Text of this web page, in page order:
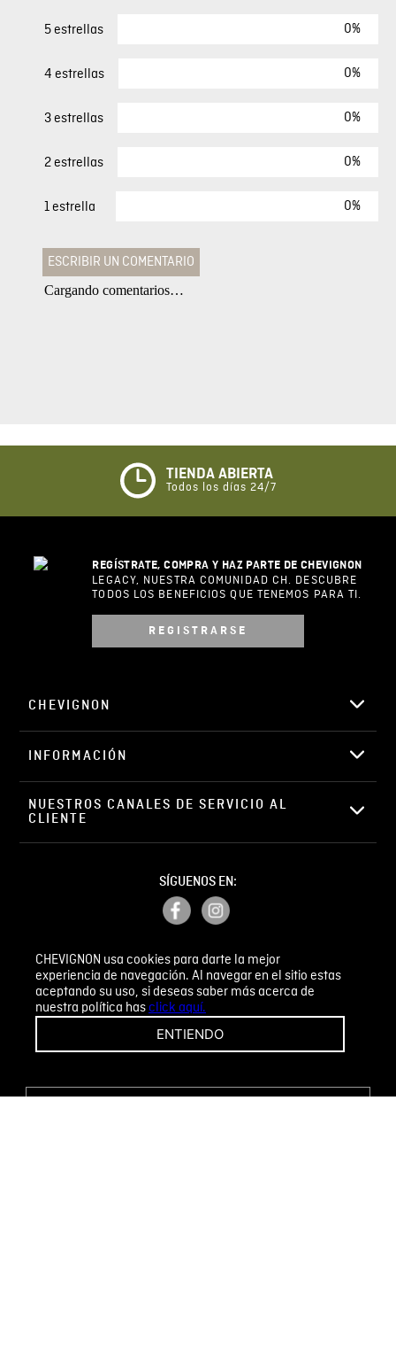
CHEVIGNON usa cookies para darte la mejor
experiencia de navegación. Al navegar en el sitio estas
aceptando su uso, si deseas saber más acerca de
nuestra política hasclick aquí.
ENTIENDO
5 estrellas 0%
4 estrellas 0%
3 estrellas 0%
2 estrellas 0%
1 estrella 0%
ESCRIBIR UN COMENTARIO
Califique el producto de 1 a 5 estrellas
★☆ ☆
Su nombre
Correo electrónico
ENVIAR COMENTARIO
Cargando comentarios…
TIENDA ABIERTA
Todos los días 24/7
REGÍSTRATE, COMPRA Y HAZ PARTE DE CHEVIGNON
LEGACY, NUESTRA COMUNIDAD CH. DESCUBRE
TODOS LOS BENEFICIOS QUE TENEMOS PARA TI.
REGISTRARSE
CHEVIGNON
INFORMACIÓN
NUESTROS CANALES DE SERVICIO AL
CLIENTE
SÍGUENOS EN:
PETICIONES, QUEJAS Y RECLAMOS
¡CAMBIOS Y DEVOLUCIONES FÁCILES!